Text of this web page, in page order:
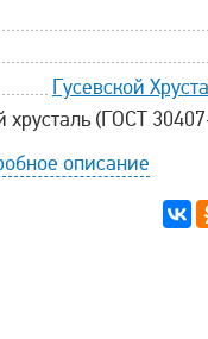
Гусевской
хрусталь (ГОСТ
описание